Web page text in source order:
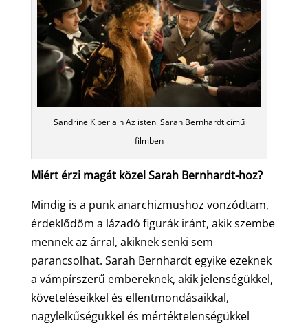
Sandrine Kiberlain Az isteni Sarah Bernhardt című
filmben
Miért érzi magát közel Sarah Bernhardt-hoz?
Mindig is a punk anarchizmushoz vonzódtam,
érdeklődöm a lázadó figurák iránt, akik szembe
mennek az árral, akiknek senki sem
parancsolhat. Sarah Bernhardt egyike ezeknek
a vámpírszerű embereknek, akik jelenségükkel,
követeléseikkel és ellentmondásaikkal,
nagylelkűségükkel és mértéktelenségükkel